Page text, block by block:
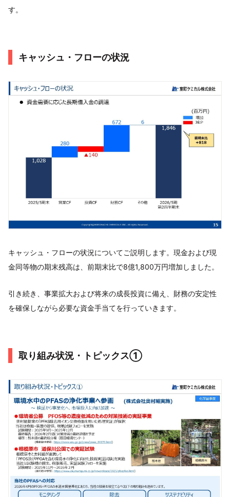
す。
キャッシュ・フローの状況
キャッシュ・フローの状況についてご説明します。現金および現
金同等物の期末残高は、前期末比で8億1,800万円増加しました。
引き続き、事業拡大および将来の成長投資に備え、財務の安定性
を確保しながら必要な資金手当てを行っていきます。
取り組み状況・トピックス①